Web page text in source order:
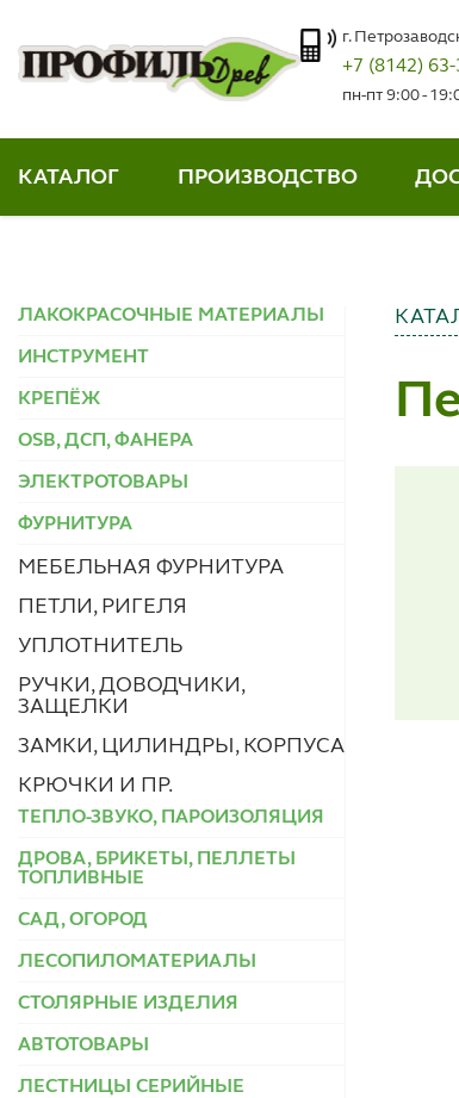
г.
+7 (8142)
пн-пт 9:00 -
КАТАЛОГ ПРОИЗВОДСТВО
ЛАКОКРАСОЧНЫЕ МАТЕРИАЛЫ
ИНСТРУМЕНТ
КРЕПЁЖ
OSB, ДСП, ФАНЕРА
ЭЛЕКТРОТОВАРЫ
ФУРНИТУРА
МЕБЕЛЬНАЯ ФУРНИТУРА
ПЕТЛИ, РИГЕЛЯ
УПЛОТНИТЕЛЬ
РУЧКИ, ДОВОДЧИКИ,
ЗАЩЕЛКИ
ЗАМКИ, ЦИЛИНДРЫ, КОРПУСА
КРЮЧКИ И ПР.
ТЕПЛО-ЗВУКО, ПАРОИЗОЛЯЦИЯ
ДРОВА, БРИКЕТЫ, ПЕЛЛЕТЫ
ТОПЛИВНЫЕ
САД, ОГОРОД
ЛЕСОПИЛОМАТЕРИАЛЫ
СТОЛЯРНЫЕ ИЗДЕЛИЯ
АВТОТОВАРЫ
ЛЕСТНИЦЫ СЕРИЙНЫЕ